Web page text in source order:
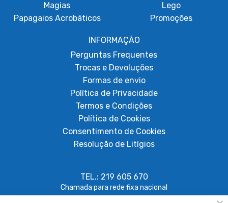
Magias
Papagaios Acrobáticos
Lego
Promoções
INFORMAÇÃO
Perguntas Frequentes
Trocas e Devoluções
Formas de envio
Política de Privacidade
Termos e Condições
Política de Cookies
Consentimento de Cookies
Resolução de Litígios
TEL.: 219 605 670
Chamada para rede fixa nacional